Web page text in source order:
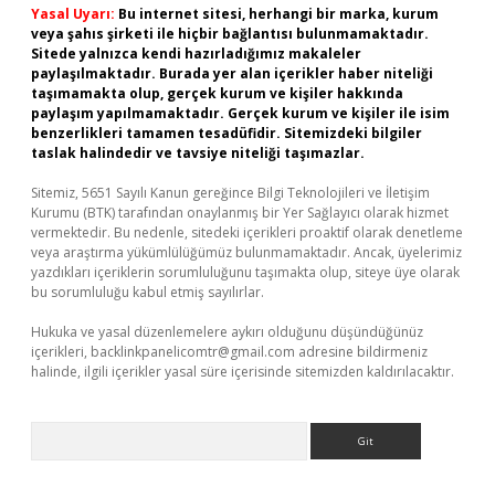
Yasal Uyarı: Bu internet sitesi, herhangi bir marka, kurum
veya şahıs şirketi ile hiçbir bağlantısı bulunmamaktadır.
Sitede yalnızca kendi hazırladığımız makaleler
paylaşılmaktadır. Burada yer alan içerikler haber niteliği
taşımamakta olup, gerçek kurum ve kişiler hakkında
paylaşım yapılmamaktadır. Gerçek kurum ve kişiler ile isim
benzerlikleri tamamen tesadüfidir. Sitemizdeki bilgiler
taslak halindedir ve tavsiye niteliği taşımazlar.
Sitemiz, 5651 Sayılı Kanun gereğince Bilgi Teknolojileri ve İletişim
Kurumu (BTK) tarafından onaylanmış bir Yer Sağlayıcı olarak hizmet
vermektedir. Bu nedenle, sitedeki içerikleri proaktif olarak denetleme
veya araştırma yükümlülüğümüz bulunmamaktadır. Ancak, üyelerimiz
yazdıkları içeriklerin sorumluluğunu taşımakta olup, siteye üye olarak
bu sorumluluğu kabul etmiş sayılırlar.
Hukuka ve yasal düzenlemelere aykırı olduğunu düşündüğünüz
içerikleri, backlinkpanelicomtr@gmail.com adresine bildirmeniz
halinde, ilgili içerikler yasal süre içerisinde sitemizden kaldırılacaktır.